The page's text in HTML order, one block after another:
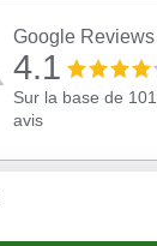
Google Reviews
4.1
Sur la base de 101
avis